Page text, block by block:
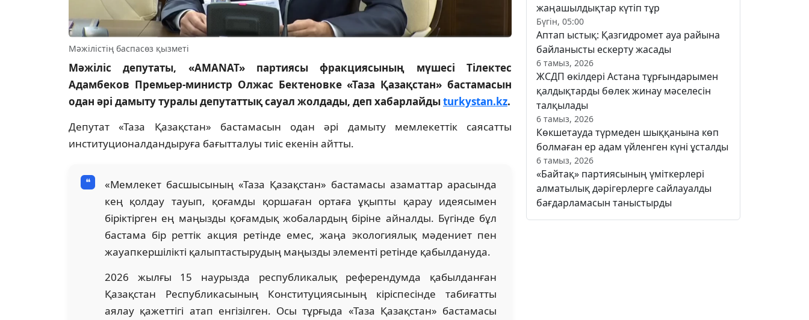
Мәжілістің баспасөз қызметі
Мәжіліс депутаты, «AMANAT» партиясы фракциясының мүшесі Тілектес
Адамбеков Премьер-министр Олжас Бектеновке «Таза Қазақстан» бастамасын
одан әрі дамыту туралы депутаттық сауал жолдады, деп хабарлайдыturkystan.kz.
Депутат «Таза Қазақстан» бастамасын одан әрі дамыту мемлекеттік саясатты
институционалдандыруға бағытталуы тиіс екенін айтты.
«Мемлекет басшысының «Таза Қазақстан» бастамасы азаматтар арасында
кең қолдау тауып, қоғамды қоршаған ортаға ұқыпты қарау идеясымен
біріктірген ең маңызды қоғамдық жобалардың біріне айналды. Бүгінде бұл
бастама бір реттік акция ретінде емес, жаңа экологиялық мәдениет пен
жауапкершілікті қалыптастырудың маңызды элементі ретінде қабылдануда.
2026 жылғы 15 наурызда республикалық референдумда қабылданған
Қазақстан Республикасының Конституциясының кіріспесінде табиғатты
аялау қажеттігі атап енгізілген. Осы тұрғыда «Таза Қазақстан» бастамасы
жаңашылдықтар күтіп тұр
Бүгін, 05:00
Аптап ыстық: Қазгидромет ауа райына
байланысты ескерту жасады
6 тамыз, 2026
ЖСДП өкілдері Астана тұрғындарымен
қалдықтарды бөлек жинау мәселесін
талқылады
6 тамыз, 2026
Көкшетауда түрмеден шыққанына көп
болмаған ер адам үйленген күні ұсталды
6 тамыз, 2026
«Байтақ» партиясының үміткерлері
алматылық дәрігерлерге сайлауалды
бағдарламасын таныстырды